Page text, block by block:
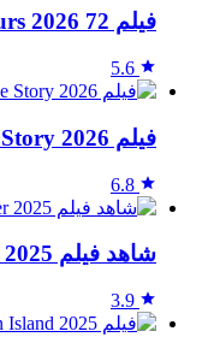
فيلم 72 Hours 2026 مترجم مباشرة HD
5.6
فيلم A Toxic Love Story 2026 مترجم HD
6.8
شاهد فيلم The Memory Keeper 2025 مترجم HD
3.9